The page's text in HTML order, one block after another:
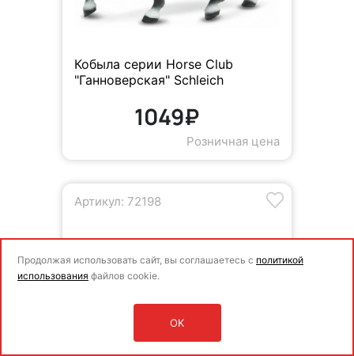
Кобыла серии Horse Club
"Ганноверская" Schleich
1049₽
Розничная цена
Артикул: 72198
Оставить заявку
Продолжая использовать сайт, вы соглашаетесь с политикой
использования файлов cookie.
OK